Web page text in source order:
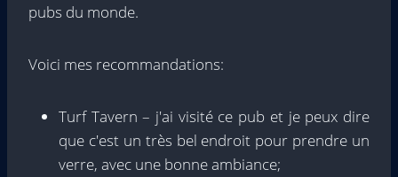
pubs du monde.
Voici mes recommandations:
Turf Tavern – j'ai visité ce pub et je peux dire
que c'est un très bel endroit pour prendre un
verre, avec une bonne ambiance;